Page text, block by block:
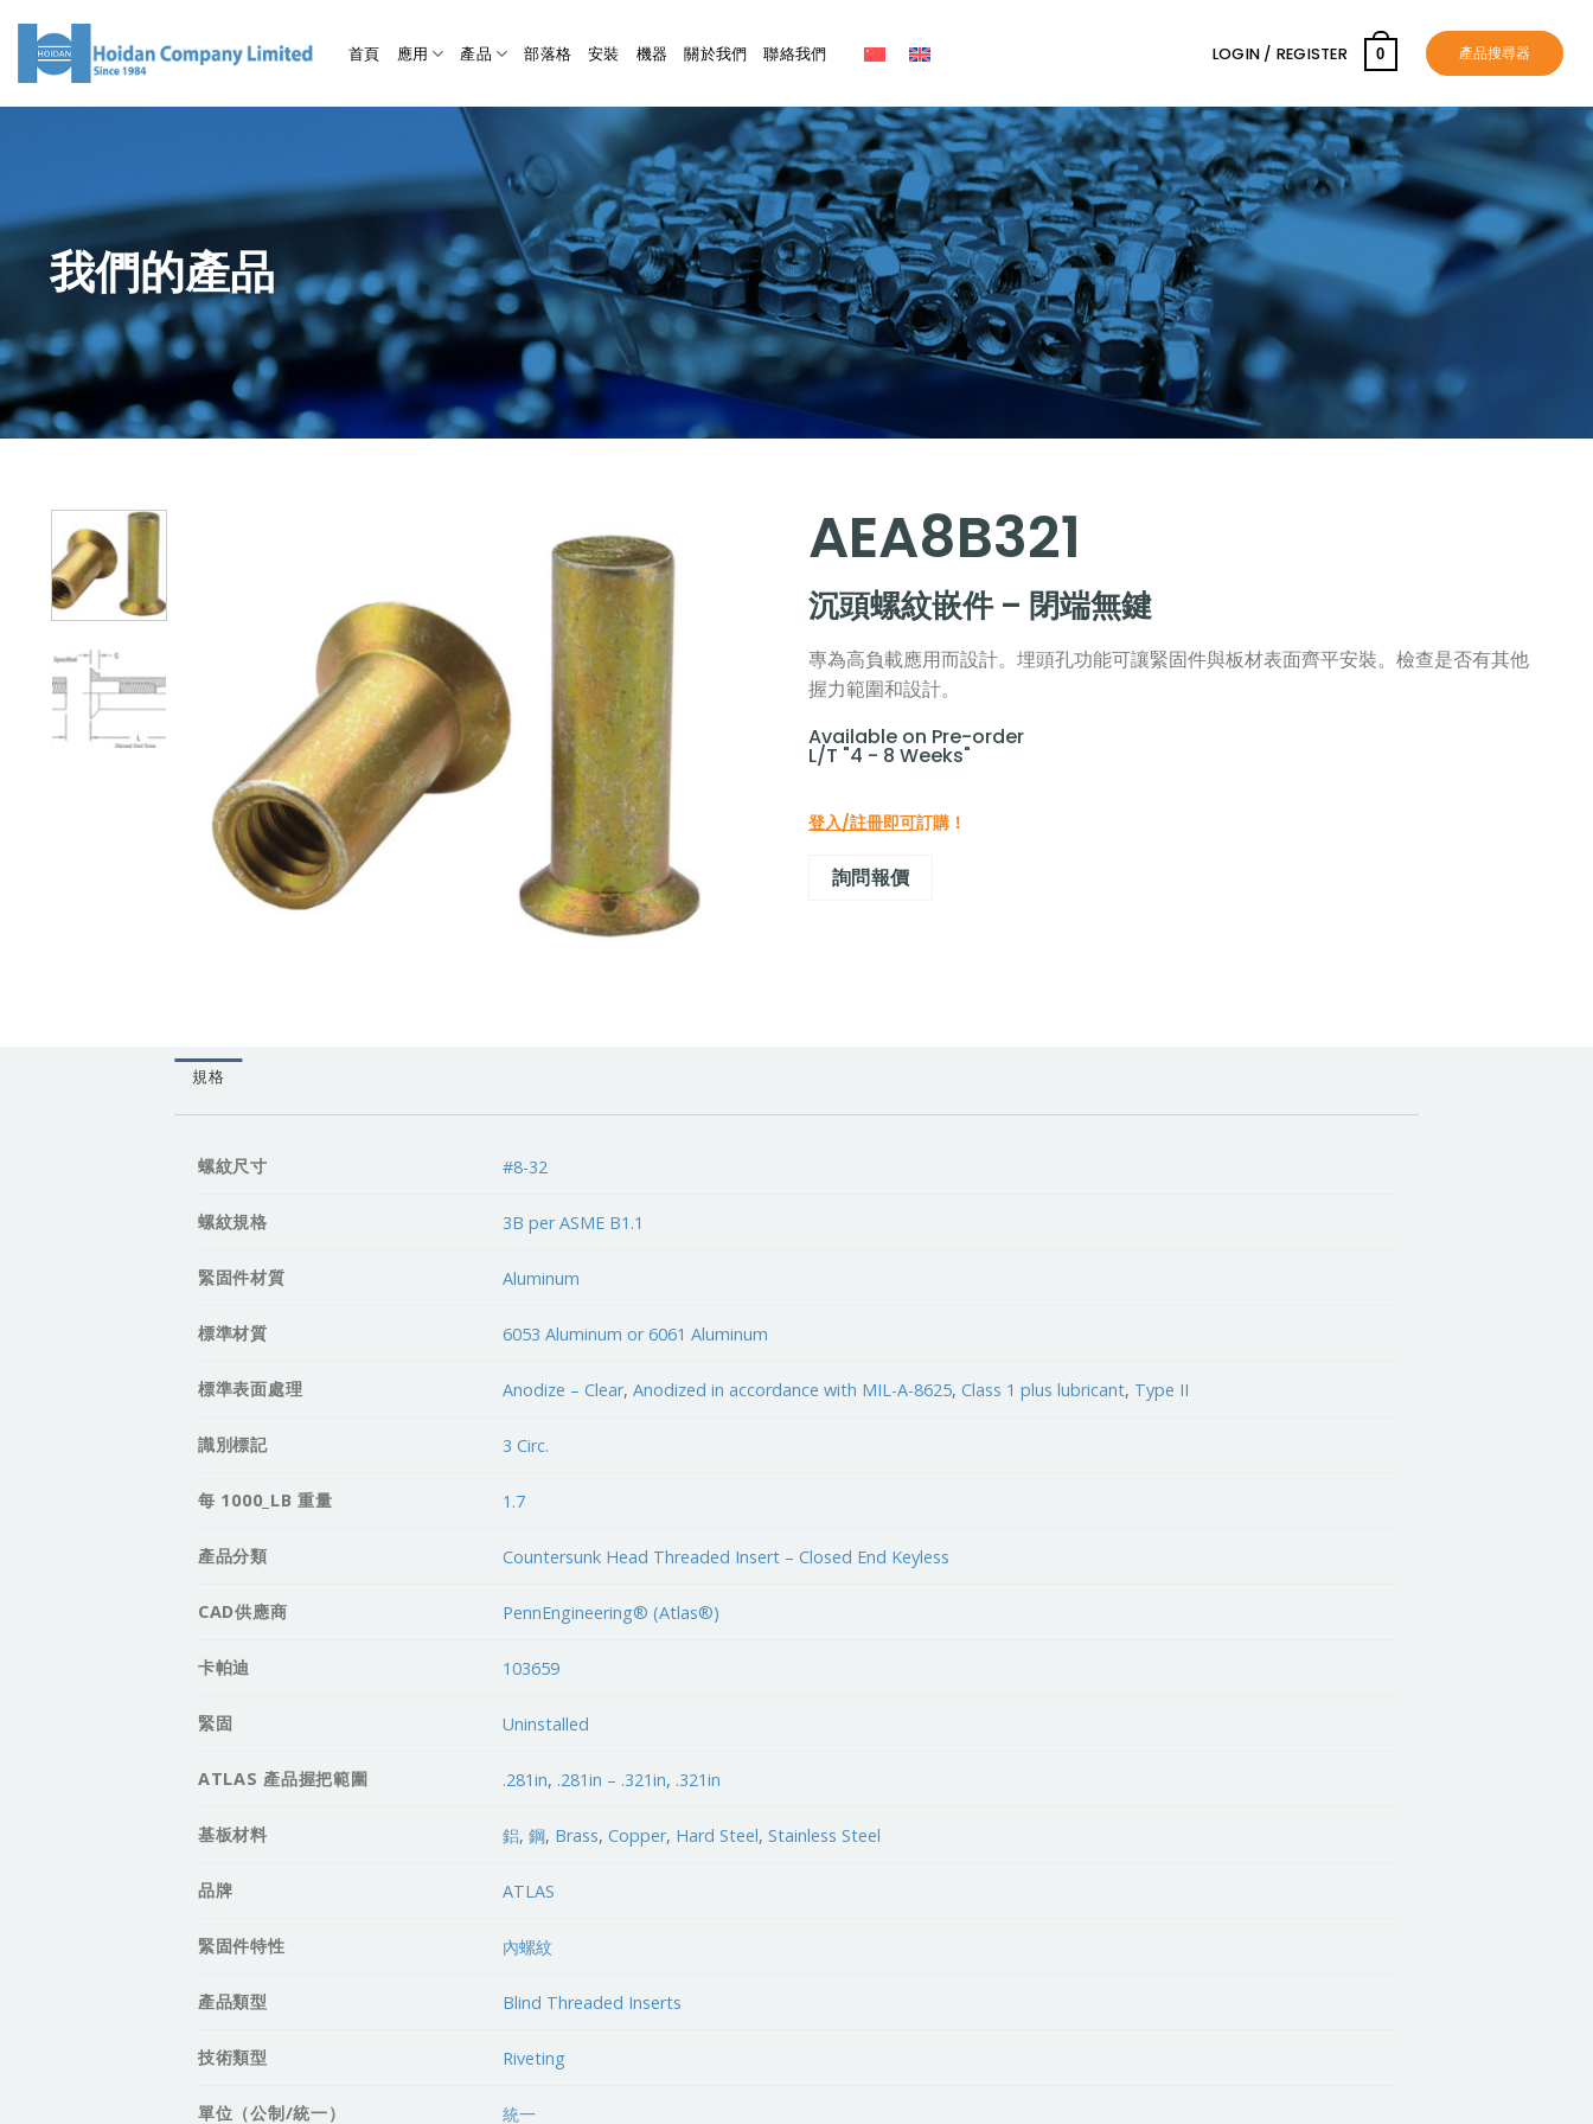
首頁 應用 產品 部落格 安裝 機器 關於我們 聯絡我們 LOGIN / REGISTER 0 產品搜尋器
我們的產品
AEA8B321
沉頭螺紋嵌件 – 閉端無鍵
專為高負載應用而設計。埋頭孔功能可讓緊固件與板材表面齊平安裝。檢查是否有其他
握力範圍和設計。
Available on Pre-order
L/T "4 - 8 Weeks"
登入/註冊即可訂購！
詢問報價
規格
螺紋尺寸 #8-32
螺紋規格 3B per ASME B1.1
緊固件材質 Aluminum
標準材質 6053 Aluminum or 6061 Aluminum
標準表面處理 Anodize – Clear,Anodized in accordance with MIL-A-8625,Class 1 plus lubricant, Type II
識別標記 3 Circ.
每 1000_LB 重量 1.7
產品分類 Countersunk Head Threaded Insert – Closed End Keyless
CAD供應商 PennEngineering® (Atlas®)
卡帕迪 103659
緊固 Uninstalled
ATLAS 產品握把範圍 .281in, .281in – .321in, .321in
基板材料 鋁,鋼, Brass,Copper, Hard Steel,Stainless Steel
品牌 ATLAS
緊固件特性 內螺紋
產品類型 Blind Threaded Inserts
技術類型 Riveting
單位（公制/統一） 統一